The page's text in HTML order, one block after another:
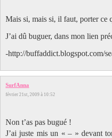
Mais si, mais si, il faut, porter ce
J’ai dû buguer, dans mon lien
-http://buffaddict.blogspot.com/
SurfAnna
février 21st, 2009 à 10:52
Non t’as pas bugué !
J’ai juste mis un « – » devant